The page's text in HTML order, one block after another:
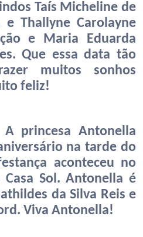
Taís Micheline de
e Thallyne Carolayne
e Maria Eduarda
Que essa data tão
muitos sonhos
feliz!
princesa Antonella
na tarde do
aconteceu no
Sol. Antonella é
da Silva Reis e
Viva Antonella!